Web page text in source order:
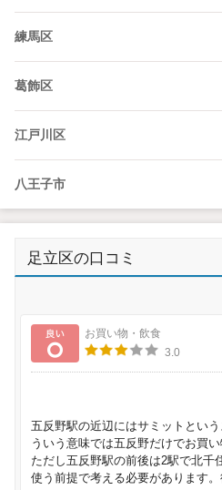
練馬区
葛飾区
江戸川区
八王子市
足立区の口コミ
良い
お買い物・飲食
3.0
五反野駅の近辺にはサミットとい
ういう意味では五反野だけでお買
ただし五反野駅の前後は2駅で北千
使う前提で考える必要があります。